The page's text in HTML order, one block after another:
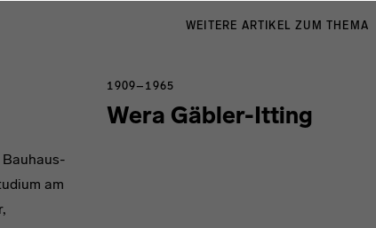
WEITERE ARTIKEL ZUM THEMA
am
Wera Gäbler-Itting
1909–1965